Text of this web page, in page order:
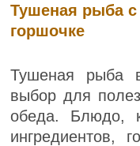
Тушеная рыба
горшочке
Тушеная рыба
выбор для
обеда. Блюдо,
ингредиентов,